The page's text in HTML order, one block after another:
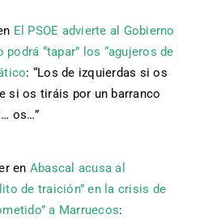
El PSOE advierte al Gobierno
podrá “tapar” los “agujeros de
: “Los de izquierdas si os
si os tiráis por un barranco
os…”
en Abascal acusa al
de traición” en la crisis de
a Marruecos: